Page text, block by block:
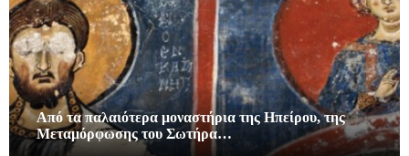
Από τα παλαιότερα μοναστήρια της Ηπείρου, της
Μεταμόρφωσης του Σωτήρα…